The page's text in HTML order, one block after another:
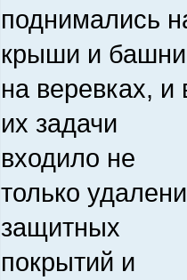
поднимались
крыши и башни
на веревках, и
их задачи
входило не
только
защитных
покрытий и